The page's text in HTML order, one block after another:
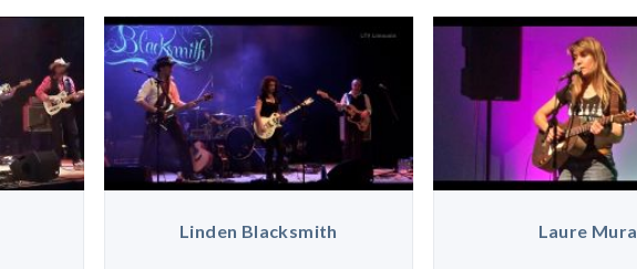
Linden Blacksmith Laure Mura